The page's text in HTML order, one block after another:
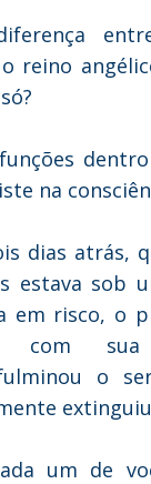
reino
na
dias atrás,
estava sob
em risco, o
com
o
um de